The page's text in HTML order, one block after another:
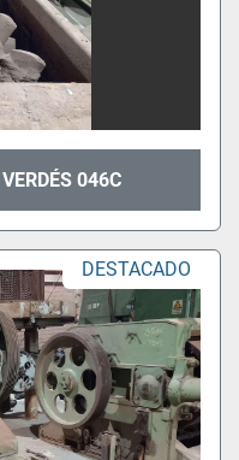
046C
DESTACADO